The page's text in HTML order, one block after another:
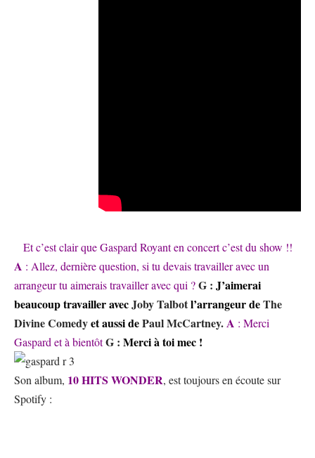
Et c’est clair que Gaspard Royant en concert c’est du show !!
A : Allez, dernière question, si tu devais travailler avec un
arrangeur tu aimerais travailler avec qui ?G : J’aimerai
beaucoup travailler avecJoby Talbotl’arrangeur deThe
Divine Comedyet aussi dePaul McCartney.A : Merci
Gaspard et à bientôtG : Merci à toi mec !
Son album, 10 HITS WONDER, est toujours en écoute sur
Spotify :